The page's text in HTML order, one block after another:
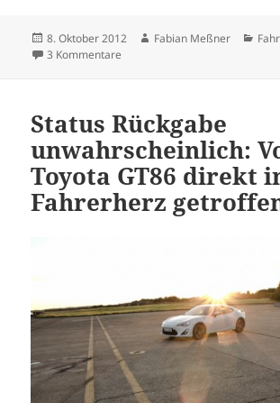
Veröffentlicht
am
8. Oktober 2012 Autor
Fabian Meßner
3 Kommentare
Status Rückgabe
unwahrscheinlich:
Toyota GT86 direkt
Fahrerherz